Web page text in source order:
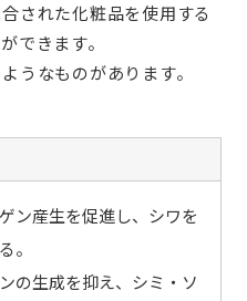
された化粧品を使用する
できます。
うなものがあります。
ン産生を促進し、シワを
。
の生成を抑え、シミ・ソ